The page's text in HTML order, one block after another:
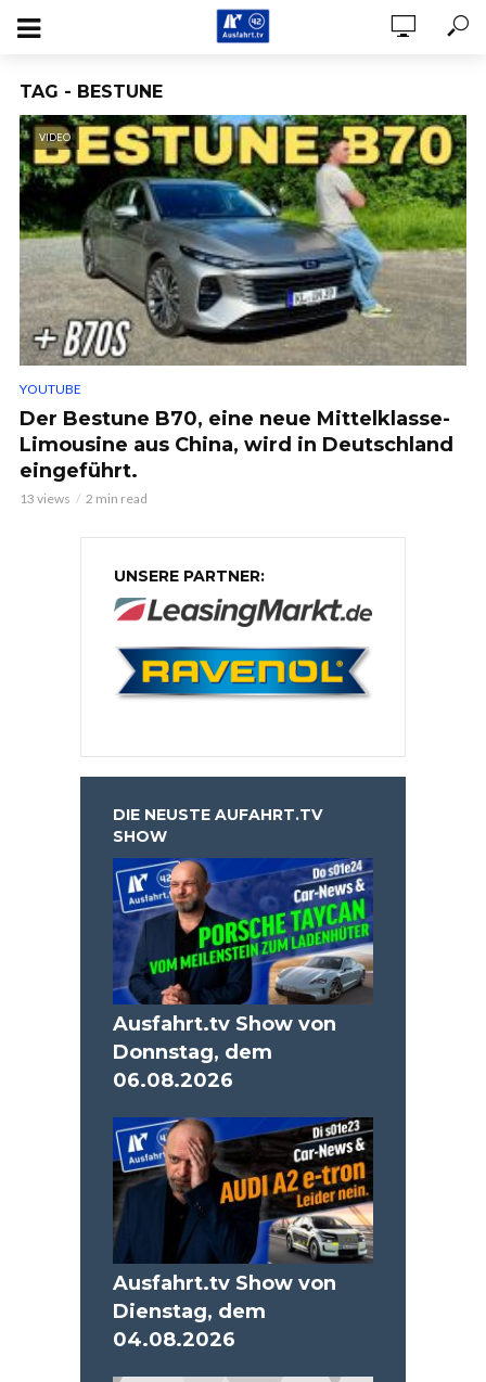
TAG - BESTUNE
VIDEO
YOUTUBE
Der Bestune B70, eine neue Mittelklasse-
Limousine aus China, wird in Deutschland
eingeführt.
13 views 2 min read
UNSERE PARTNER:
DIE NEUSTE AUFAHRT.TV
SHOW
Ausfahrt.tv Show von
Donnstag, dem
06.08.2026
Ausfahrt.tv Show von
Dienstag, dem
04.08.2026